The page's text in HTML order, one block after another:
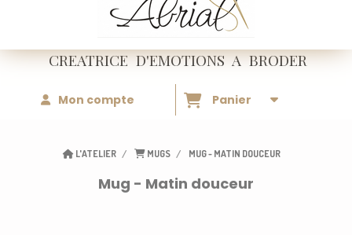
CREATRICED'EMOTIONSA BRODER
Mon compte Panier
L'ATELIER MUGS MUG - MATIN DOUCEUR
Mug - Matin douceur